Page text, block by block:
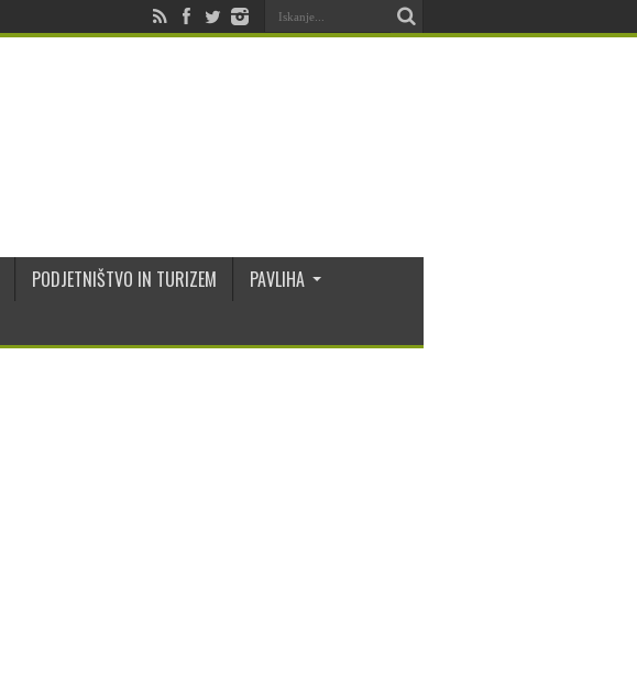
PODJETNIŠTVO IN TURIZEM
PAVLIHA